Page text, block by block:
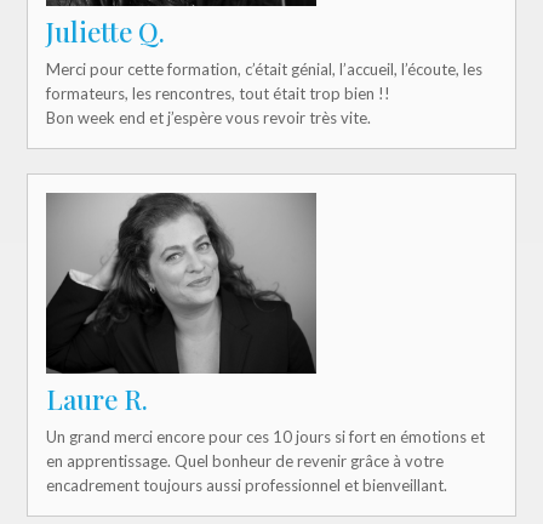
Juliette Q.
Merci pour cette formation, c’était génial, l’accueil, l’écoute, les
formateurs, les rencontres, tout était trop bien !!
Bon week end et j’espère vous revoir très vite.
Laure R.
Un grand merci encore pour ces 10 jours si fort en émotions et
en apprentissage. Quel bonheur de revenir grâce à votre
encadrement toujours aussi professionnel et bienveillant.